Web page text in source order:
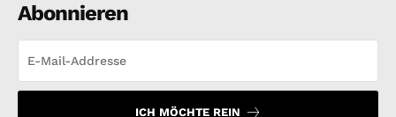
Abonnieren
ICH MÖCHTE REIN